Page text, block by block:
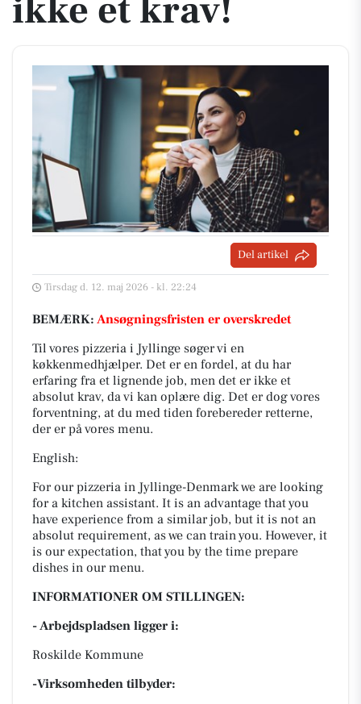
ikke et krav!
Del artikel
Tirsdag d. 12. maj 2026 - kl. 22:24
BEMÆRK: Ansøgningsfristen er overskredet
Til vores pizzeria i Jyllinge søger vi en
køkkenmedhjælper. Det er en fordel, at du har
erfaring fra et lignende job, men det er ikke et
absolut krav, da vi kan oplære dig. Det er dog vores
forventning, at du med tiden forebereder retterne,
der er på vores menu.
English:
For our pizzeria in Jyllinge-Denmark we are looking
for a kitchen assistant. It is an advantage that you
have experience from a similar job, but it is not an
absolut requirement, as we can train you. However, it
is our expectation, that you by the time prepare
dishes in our menu.
INFORMATIONER OM STILLINGEN:
- Arbejdspladsen ligger i:
Roskilde Kommune
-Virksomheden tilbyder: